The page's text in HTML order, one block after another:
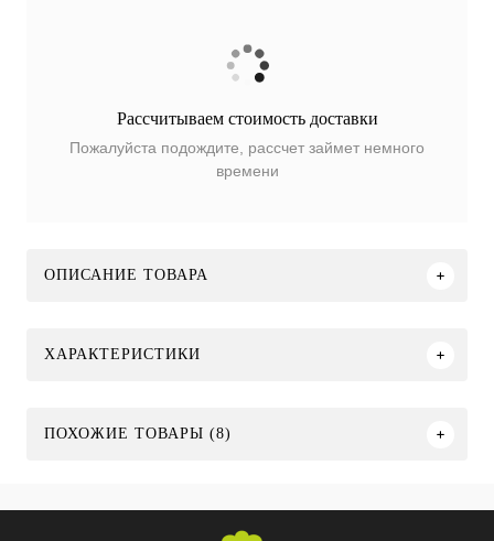
Рассчитываем стоимость доставки
Пожалуйста подождите, рассчет займет немного
времени
ОПИСАНИЕ ТОВАРА
ХАРАКТЕРИСТИКИ
ПОХОЖИЕ ТОВАРЫ (8)